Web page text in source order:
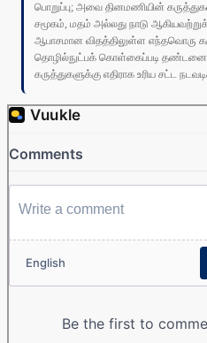
பொறுப்பு; அவை தினமணியின்
சமூகம், மதம் அல்லது நாடு
ஆபாசமான விதத்திலுள்ள எந்தவொரு
தொழில்நுட்பக் கொள்கைப்படி
கருத்துகளுக்கு எதிராக உரிய சட்ட